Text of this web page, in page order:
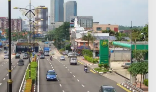
I
s
l
a
m
1
4
4
7
H